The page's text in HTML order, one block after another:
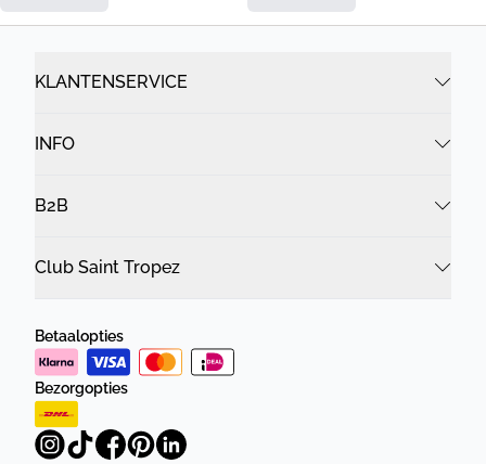
KLANTENSERVICE
INFO
B2B
Club Saint Tropez
Betaalopties
Bezorgopties